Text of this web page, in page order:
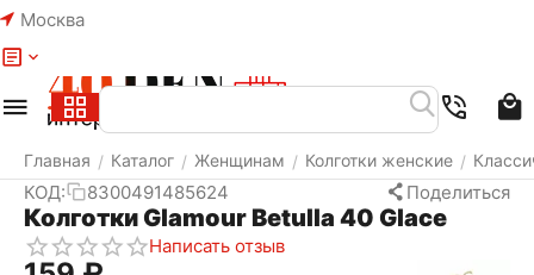
Москва
Главная / Каталог / Женщинам / Колготки женские /
КОД: 8300491485624 Поделиться
Колготки Glamour Betulla 40 Glace
Написать отзыв
Меню